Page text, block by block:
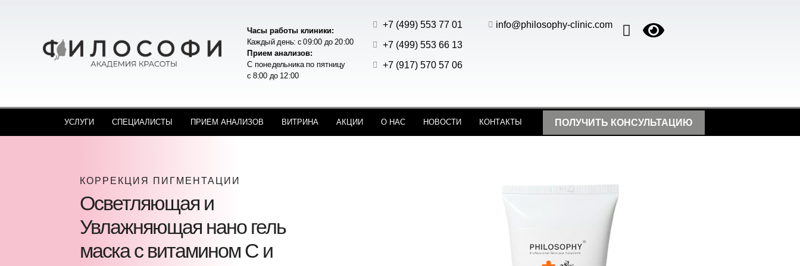
Часы работы клиники:
Каждый день: с 09:00 до 20:00
Прием анализов:
С понедельника по пятницу
с 8:00 до 12:00
+7 (499) 553 77 01
+7 (499) 553 66 13
+7 (917) 570 57 06
info@philosophy-clinic.com
УСЛУГИ СПЕЦИАЛИСТЫ ПРИЕМ АНАЛИЗОВ ВИТРИНА АКЦИИ О НАС НОВОСТИ КОНТАКТЫ ПОЛУЧИТЬ КОНСУЛЬТАЦИЮ
КОРРЕКЦИЯ ПИГМЕНТАЦИИ
Осветляющая и
Увлажняющая нано гель
маска с витамином С и